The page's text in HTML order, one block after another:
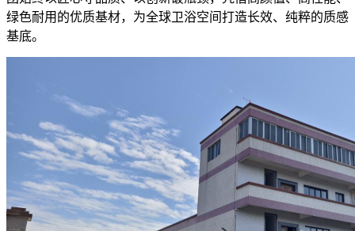
绿色耐用的优质基材，为全球卫浴空间打造长效、纯粹的质感
基底。